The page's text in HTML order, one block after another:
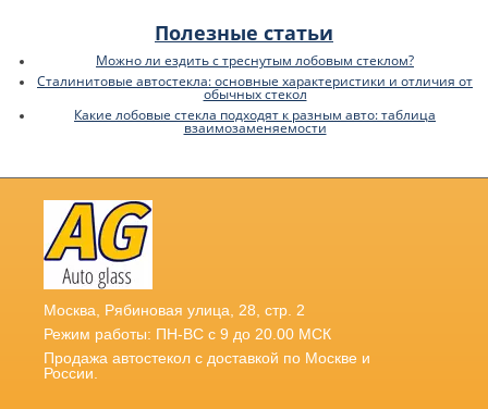
Полезные статьи
Можно ли ездить с треснутым лобовым стеклом?
Сталинитовые автостекла: основные характеристики и отличия от
обычных стекол
Какие лобовые стекла подходят к разным авто: таблица
взаимозаменяемости
Москва, Рябиновая улица, 28, стр. 2
Режим работы: ПН-ВС с 9 до 20.00 МСК
Продажа автостекол с доставкой по Москве и
России.